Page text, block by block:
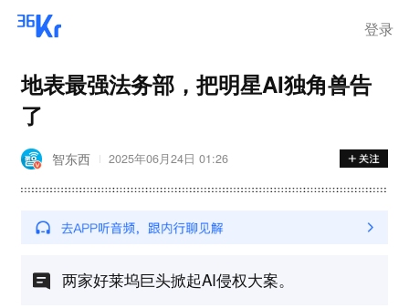
登录
地表最强法务部，把明星AI独角兽告
了
智东西 2025年06月24日 01:26
两家好莱坞巨头掀起AI侵权大案。